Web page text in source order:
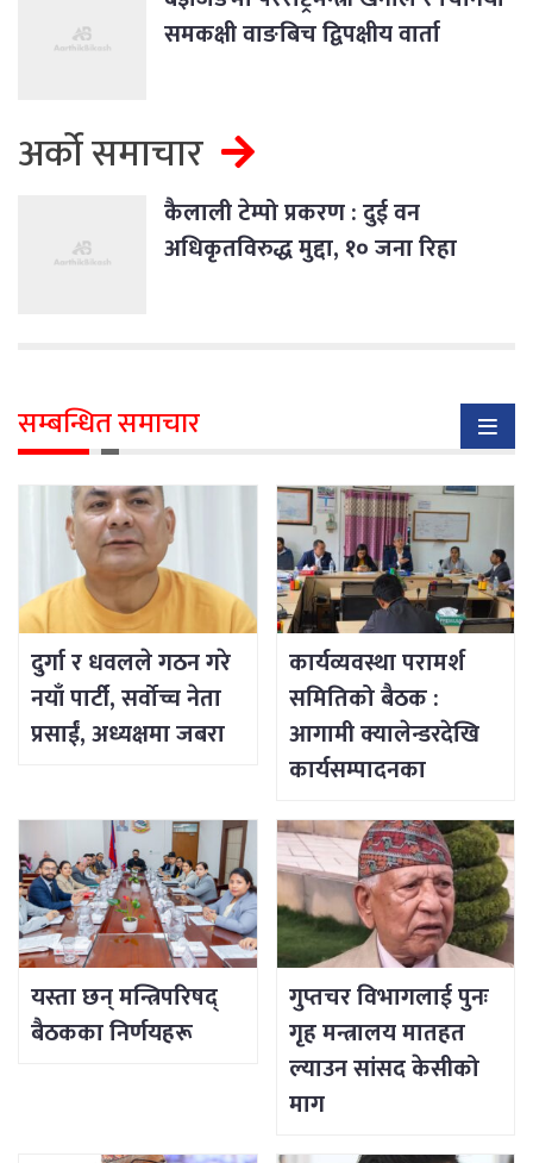
समकक्षी वाङबिच द्विपक्षीय वार्ता
अर्को समाचार
कैलाली टेम्पो प्रकरण : दुई वन
अधिकृतविरुद्ध मुद्दा, १० जना रिहा
सम्बन्धित समाचार
दुर्गा र धवलले गठन गरे
नयाँ पार्टी, सर्वोच्च नेता
प्रसाईं, अध्यक्षमा जबरा
कार्यव्यवस्था परामर्श
समितिको बैठक :
आगामी क्यालेन्डरदेखि
कार्यसम्पादनका
यस्ता छन् मन्त्रिपरिषद्
बैठकका निर्णयहरू
गुप्तचर विभागलाई पुनः
गृह मन्त्रालय मातहत
ल्याउन सांसद केसीको
माग